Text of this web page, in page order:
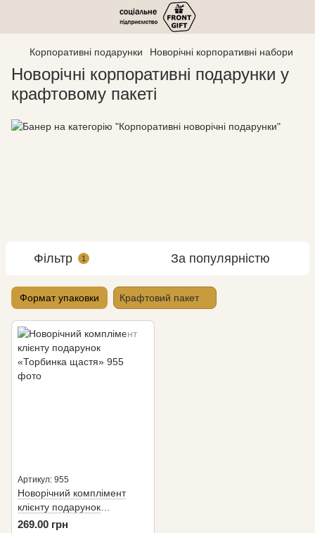
Корпоративні подарунки Новорічні корпоративні набори
Новорічні корпоративні подарунки у
крафтовому пакеті
Фільтр 1 За популярністю
Формат упаковки Крафтовий пакет
Артикул: 955
Новорiчний комплiмент
клієнту подарунок
«Торбинка щастя»
269.00 грн